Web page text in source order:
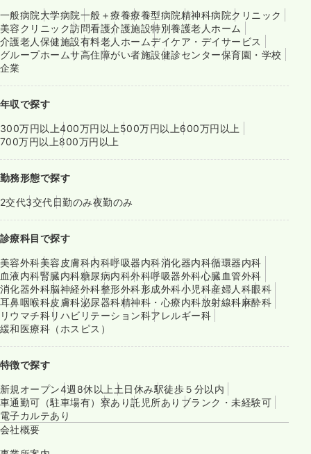
一般病院大学病院一般＋療養療養型病院精神科病院クリニック
美容クリニック訪問看護介護施設特別養護老人ホーム
介護老人保健施設有料老人ホームデイケア・デイサービス
グループホームサ高住障がい者施設健診センター保育園・学校
企業
年収で探す
300万円以上400万円以上 500万円以上600万円以上
700万円以上800万円以上
勤務形態で探す
2交代3交代日勤のみ夜勤のみ
診療科目で探す
美容外科美容皮膚科内科呼吸器内科消化器内科循環器内科
血液内科腎臓内科糖尿病内科外科呼吸器外科心臓血管外科
消化器外科脳神経外科整形外科形成外科小児科産婦人科眼科
耳鼻咽喉科皮膚科泌尿器科精神科・心療内科放射線科麻酔科
リウマチ科リハビリテーション科アレルギー科
緩和医療科（ホスピス）
特徴で探す
新規オープン4週8休以上 土日休み駅徒歩５分以内
車通勤可（駐車場有） 寮あり託児所あり ブランク・未経験可
電子カルテあり
会社概要